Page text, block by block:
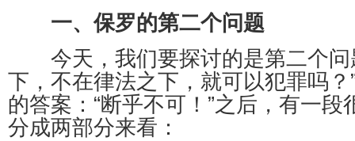
一、保罗的第二个问题
今天，我们要探讨的是第二个问
下，不在律法之下，就可以犯罪吗
的答案：“断乎不可！”之后，有一
分成两部分来看：